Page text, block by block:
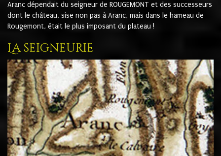
Aranc dépendait du seigneur de ROUGEMONT et des successeurs
dont le château, sise non pas à Aranc, mais dans le hameau de
Rougemont, était le plus imposant du plateau !
La seigneurie